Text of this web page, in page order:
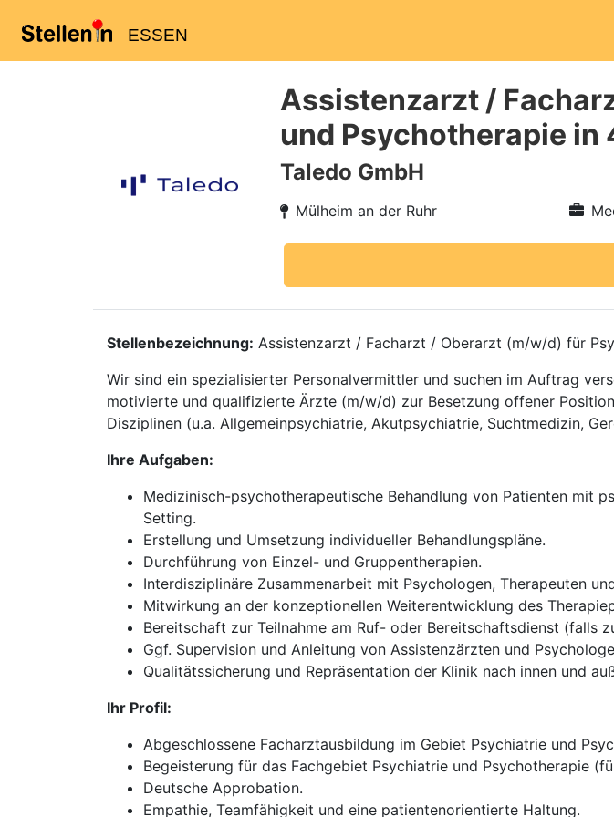
ESSEN
Assistenzarzt /
und Psychotherapie in
Taledo GmbH
Mülheim an der Ruhr
Stellenbezeichnung: Assistenzarzt / Facharzt / Oberarzt (m/w/d) für
Wir sind ein spezialisierter Personalvermittler und suchen im Auftrag
motivierte und qualifizierte Ärzte (m/w/d) zur Besetzung offener
Disziplinen (u.a. Allgemeinpsychiatrie, Akutpsychiatrie, Suchtmedizin,
Ihre Aufgaben:
Medizinisch-psychotherapeutische Behandlung von Patienten mit
Setting.
Erstellung und Umsetzung individueller Behandlungspläne.
Durchführung von Einzel- und Gruppentherapien.
Interdisziplinäre Zusammenarbeit mit Psychologen, Therapeuten
Mitwirkung an der konzeptionellen Weiterentwicklung des
Bereitschaft zur Teilnahme am Ruf- oder Bereitschaftsdienst (falls
Ggf. Supervision und Anleitung von Assistenzärzten und
Qualitätssicherung und Repräsentation der Klinik nach innen und
Ihr Profil:
Abgeschlossene Facharztausbildung im Gebiet Psychiatrie und
Begeisterung für das Fachgebiet Psychiatrie und Psychotherapie
Deutsche Approbation.
Empathie, Teamfähigkeit und eine patientenorientierte Haltung.